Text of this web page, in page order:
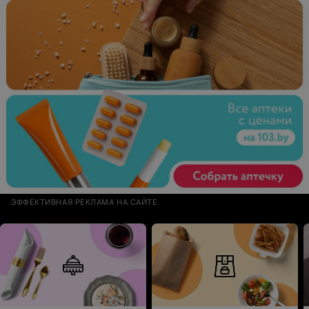
большие .... И даже туалет не закрывается ....сломан
замок .... В целом никогда даже не думали, что в
центре Минска такое может быть!!! Не хотите
работать, освободите место тем, кто сделает свою
работу качественно!!!
ЭФФЕКТИВНАЯ РЕКЛАМА НА САЙТЕ